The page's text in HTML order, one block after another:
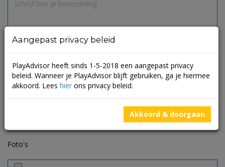
Foto's
Aangepast privacy beleid
PlayAdvisor heeft sinds 1-5-2018 een aangepast privacy
beleid. Wanneer je PlayAdvisor blijft gebruiken, ga je hiermee
akkoord. Lees hier ons privacy beleid.
Akkoord & doorgaan